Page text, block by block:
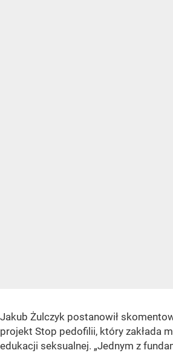
Jakub Żulczyk postanowił
projekt Stop pedofilii, który zakłada
edukacji seksualnej. „Jednym z